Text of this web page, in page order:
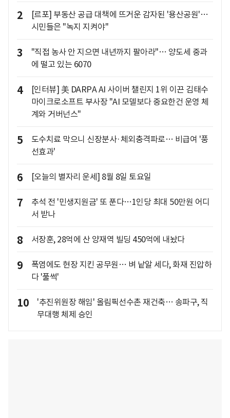
2
[르포] 부동산 공급 대책에 뜨거운 감자된 '용산공원'…
시민들은 "녹지 지켜야"
3
"직접 농사 안 지으면 내년까지 팔아라"… 양도세 중과
에 떨고 있는 6070
4
[인터뷰] 美 DARPA AI 사이버 챌린지 1위 이끈 김태수
마이크로소프트 부사장 "AI 모델보다 중요한건 운영 체
계와 거버넌스"
5
도수치료 막으니 신장분사·체외충격파로… 비급여 '풍
선효과'
6 [오늘의 별자리 운세] 8월 8일 토요일
7
추석 전 '민생지원금' 또 푼다…1인당 최대 50만원 어디
서 받나
8 서장훈, 28억에 산 양재역 빌딩 450억에 내놨다
9
폭염에도 현장 지킨 공무원… 벼 낱알 세다, 화재 진압하
다 '풀썩'
10
'추진위원장 해임' 올림픽선수촌 재건축… 송파구, 직
무대행 체제 승인